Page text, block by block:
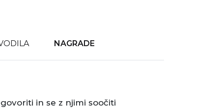
NAGRADE
in se z njimi soočiti